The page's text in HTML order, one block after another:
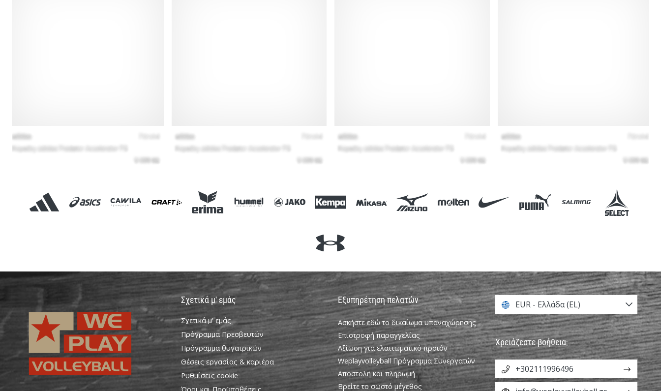
Σχετικά μ' εμάς
Σχετικά μ' εμάς
Πρόγραμμα Πρεσβευτών
Πρόγραμμα θυγατρικών
Θέσεις εργασίας & καριέρα
Ρυθμίσεις cookie
Όροι και Προϋποθέσεις
Εξυπηρέτηση πελατών
Ασκήστε εδώ το δικαίωμα υπαναχώρησης
Επιστροφή παραγγελίας
Αξίωση για ελαττωματικό προϊόν
Weplayvolleyball Πρόγραμμα Συνεργατών
Αποστολή και πληρωμή
Βρείτε το σωστό μέγεθος
EUR - Ελλάδα (EL)
Χρειάζεστε βοήθεια;
+302111996496